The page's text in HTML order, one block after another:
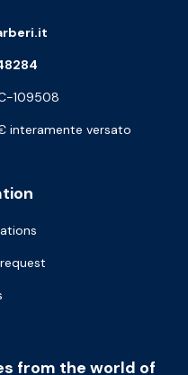
109508
interamente versato
from the world of